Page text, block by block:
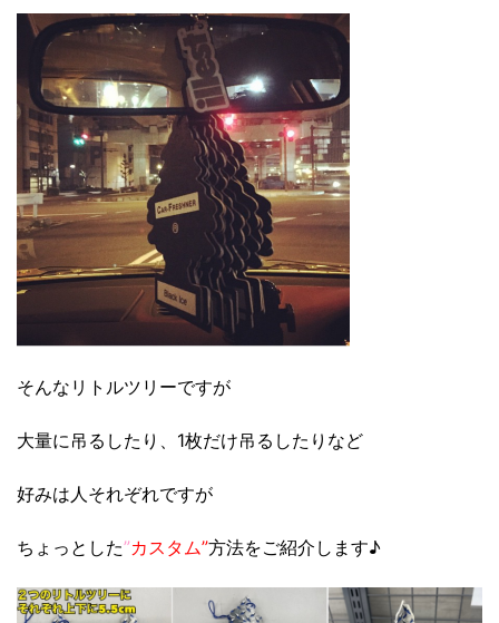
そんなリトルツリーですが
大量に吊るしたり、1枚だけ吊るしたりなど
好みは人それぞれですが
ちょっとした”カスタム”方法をご紹介します♪